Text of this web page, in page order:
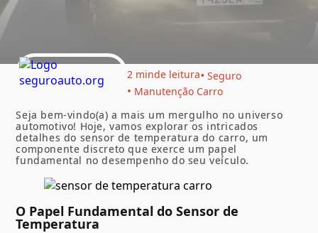
2 minde leitura Seguro
Manutenção Carro
Seja bem-vindo(a) a mais um mergulho no universo
automotivo! Hoje, vamos explorar os intricados
detalhes do sensor de temperatura do carro, um
componente discreto que exerce um papel
fundamental no desempenho do seu veículo.
O Papel Fundamental do Sensor de
Temperatura